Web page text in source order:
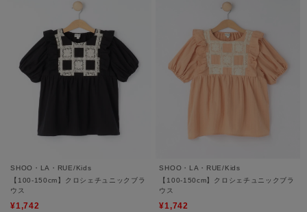
SHOO・LA・RUE/Kids
【100-150cm】クロシェチュニックブラ
ウス
¥1,742
SHOO・LA・RUE/Kids
【100-150cm】クロシェチュニックブラ
ウス
¥1,742